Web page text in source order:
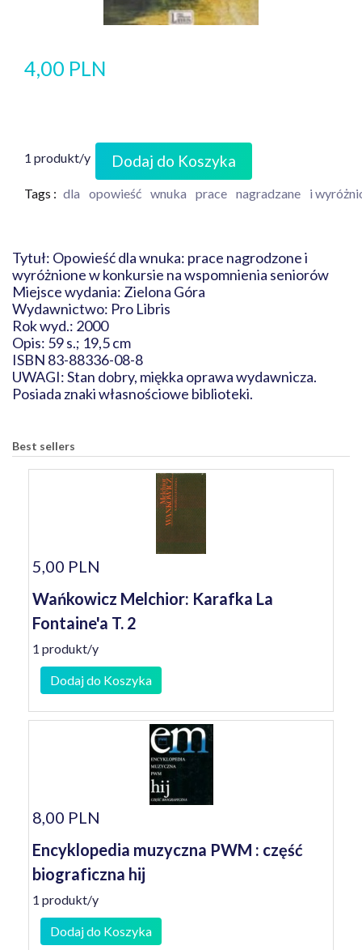
4,00 PLN
1 produkt/y Dodaj do Koszyka
Tags : dla opowieść wnuka prace nagradzane i
Tytuł: Opowieść dla wnuka: prace nagrodzone i
wyróżnione w konkursie na wspomnienia seniorów
Miejsce wydania: Zielona Góra
Wydawnictwo: Pro Libris
Rok wyd.: 2000
Opis: 59 s.; 19,5 cm
ISBN 83-88336-08-8
UWAGI: Stan dobry, miękka oprawa wydawnicza.
Posiada znaki własnościowe biblioteki.
Best sellers
5,00 PLN
Wańkowicz Melchior: Karafka La
Fontaine'a T. 2
1 produkt/y
Dodaj do Koszyka
8,00 PLN
Encyklopedia muzyczna PWM : część
biograficzna hij
1 produkt/y
Dodaj do Koszyka